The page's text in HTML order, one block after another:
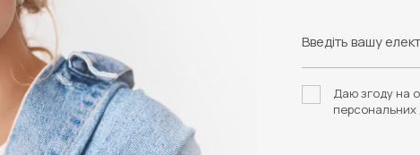
Даю згоду на